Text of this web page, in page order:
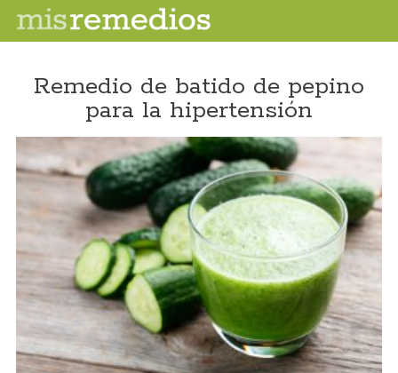
Remedio de batido de pepino
para la hipertensión